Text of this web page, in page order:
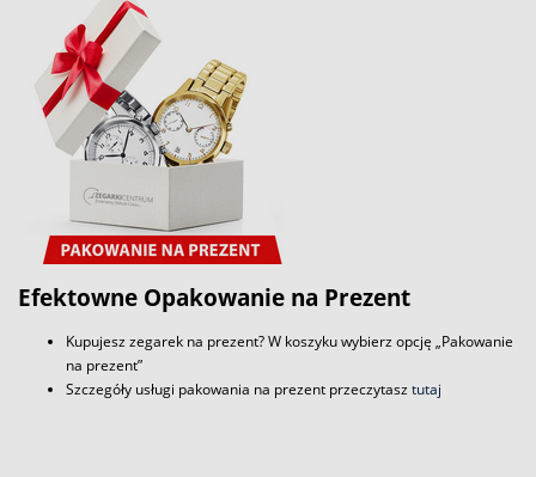
Efektowne Opakowanie na Prezent
Kupujesz zegarek na prezent? W koszyku wybierz opcję „Pakowanie
na prezent”
Szczegóły usługi pakowania na prezent przeczytasztutaj